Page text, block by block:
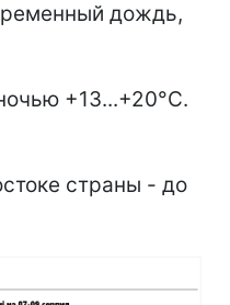
дождь,
+13...+20°С.
страны - до